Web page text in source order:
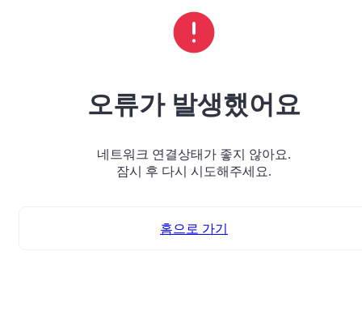
오류가 발생했어요
네트워크 연결상태가 좋지 않아요.
잠시 후 다시 시도해주세요.
홈으로 가기